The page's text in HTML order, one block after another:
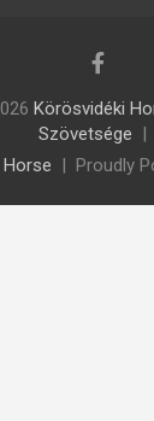
Körösvidéki
Szövetsége
Proudly